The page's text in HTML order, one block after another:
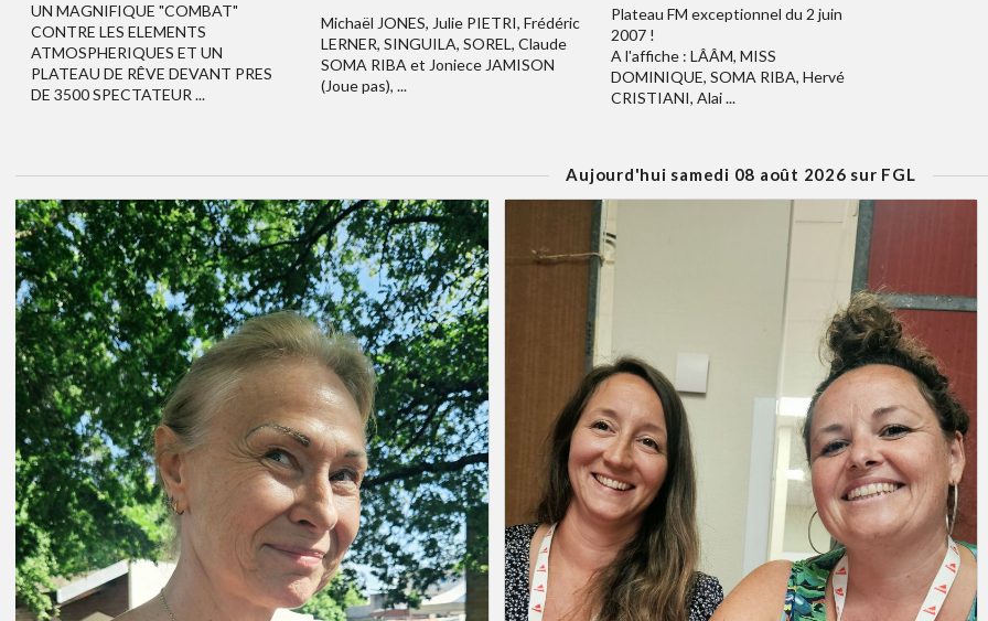
UN MAGNIFIQUE "COMBAT"
CONTRE LES ELEMENTS
ATMOSPHERIQUES ET UN
PLATEAU DE RÊVE DEVANT PRES
DE 3500 SPECTATEUR ...
Michaël JONES, Julie PIETRI, Frédéric
LERNER, SINGUILA, SOREL, Claude
SOMA RIBA et Joniece JAMISON
(Joue pas), ...
Plateau FM exceptionnel du 2 juin
2007 !
A l'affiche : LÂÂM, MISS
DOMINIQUE, SOMA RIBA, Hervé
CRISTIANI, Alai ...
Aujourd'hui samedi 08 août 2026 sur FGL